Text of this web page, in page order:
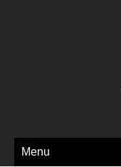
Menu